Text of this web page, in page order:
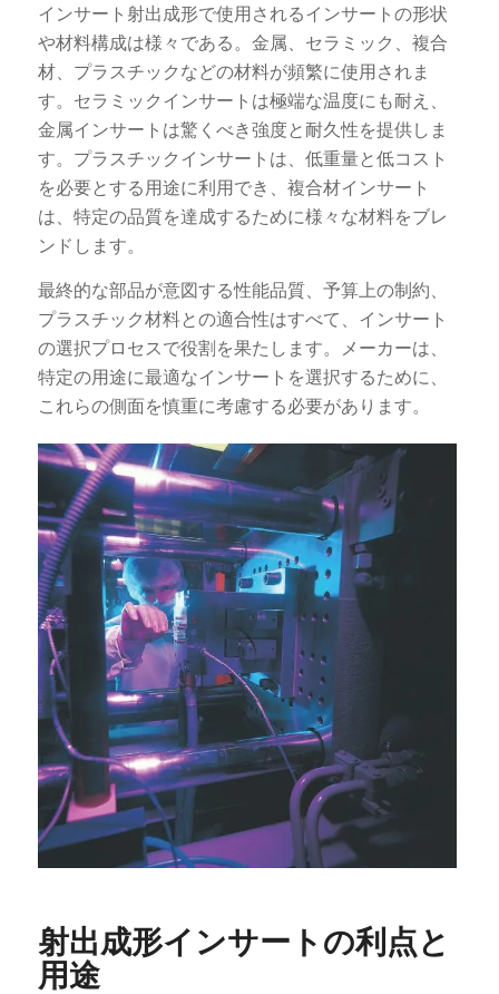
インサート射出成形で使用されるインサートの形状
や材料構成は様々である。金属、セラミック、複合
材、プラスチックなどの材料が頻繁に使用されま
す。セラミックインサートは極端な温度にも耐え、
金属インサートは驚くべき強度と耐久性を提供しま
す。プラスチックインサートは、低重量と低コスト
を必要とする用途に利用でき、複合材インサート
は、特定の品質を達成するために様々な材料をブレ
ンドします。
最終的な部品が意図する性能品質、予算上の制約、
プラスチック材料との適合性はすべて、インサート
の選択プロセスで役割を果たします。メーカーは、
特定の用途に最適なインサートを選択するために、
これらの側面を慎重に考慮する必要があります。
射出成形インサートの利点と
用途